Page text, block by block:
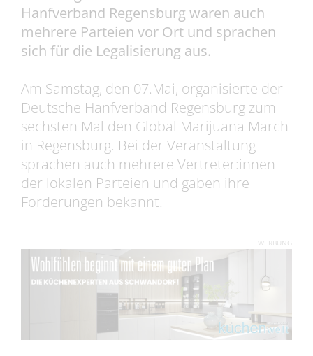
Hanfverband Regensburg waren auch
mehrere Parteien vor Ort und sprachen
sich für die Legalisierung aus.
Am Samstag, den 07.Mai, organisierte der
Deutsche Hanfverband Regensburg zum
sechsten Mal den Global Marijuana March
in Regensburg. Bei der Veranstaltung
sprachen auch mehrere Vertreter:innen
der lokalen Parteien und gaben ihre
Forderungen bekannt.
WERBUNG